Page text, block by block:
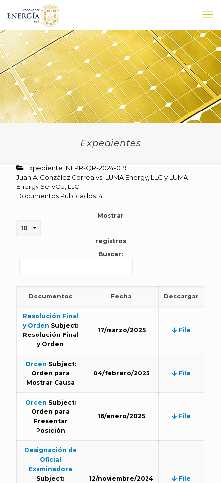
Expedientes
Expediente: NEPR-QR-2024-0191
Juan A. González Correa vs. LUMA Energy, LLC y LUMA
Energy ServCo, LLC
Documentos Publicados: 4
Mostrar
registros
Buscar:
Documentos Fecha Descargar
Resolución Final
y Orden Subject:
Resolución Final
y Orden
17/marzo/2025 File
Orden Subject:
Orden para
Mostrar Causa
04/febrero/2025 File
Orden Subject:
Orden para
Presentar
Posición
16/enero/2025 File
Designación de
Oficial
Examinadora
Subject:
12/noviembre/2024 File